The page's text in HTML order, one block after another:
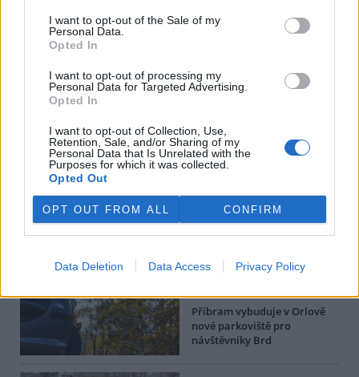
I want to opt-out of the Sale of my
Personal Data.
Opted In
I want to opt-out of processing my
Personal Data for Targeted Advertising.
Opted In
I want to opt-out of Collection, Use,
Retention, Sale, and/or Sharing of my
Personal Data that Is Unrelated with the
Purposes for which it was collected.
Opted Out
OPT OUT FROM ALL CONFIRM
Data Deletion Data Access Privacy Policy
tisknout poslat
veškerá práva. Publikování nebo další šíření obsahu ze zdrojů ČTK
je výslovně zakázáno bez předchozího písemného souhlasu ze
strany ČTK.
Dále čtěte |
Deset let CHKO Brdy
berounském Muzeu Českého
krasu
Příbram vybuduje v Orlově
nové parkoviště pro
návštěvníky Brd